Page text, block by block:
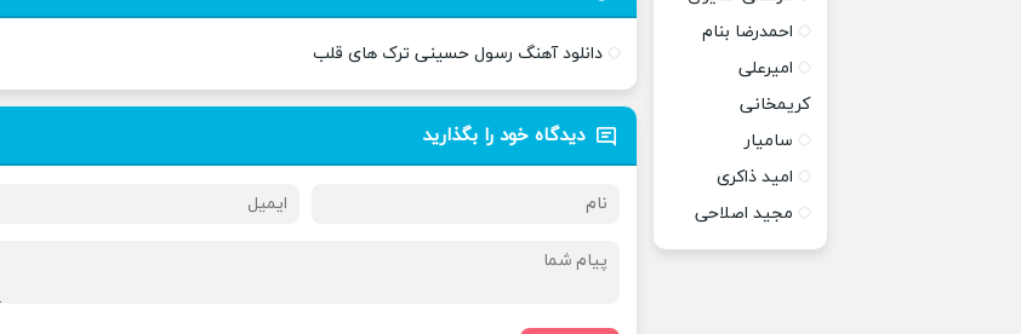
دانلود آهنگ رسول حسینی ترک های قلب
دیدگاه خود را بگذارید
احمدرضا بنام
امیرعلی
کریمخانی
سامیار
امید ذاکری
مجید اصلاحی